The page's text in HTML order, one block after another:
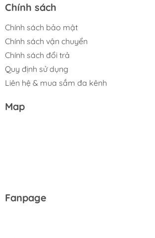
Chính sách
Chính sách bảo mật
Chính sách vận chuyển
Chính sách đổi trả
Quy định sử dụng
Liên hệ & mua sắm đa kênh
Map
Fanpage